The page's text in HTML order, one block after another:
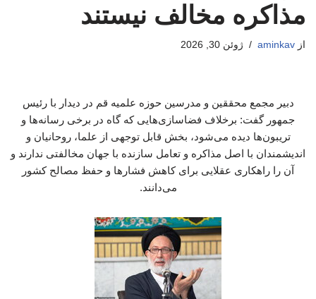
مذاکره مخالف نیستند
از aminkav ژوئن 30, 2026
دبیر مجمع محققین و مدرسین حوزه علمیه قم در دیدار با رئیس
جمهور گفت: برخلاف فضاسازی‌هایی که گاه در برخی رسانه‌ها و
تریبون‌ها دیده می‌شود، بخش قابل توجهی از علما، روحانیان و
اندیشمندان با اصل مذاکره و تعامل سازنده با جهان مخالفتی ندارند و
آن را راهکاری عقلایی برای کاهش فشارها و حفظ مصالح کشور
می‌دانند.